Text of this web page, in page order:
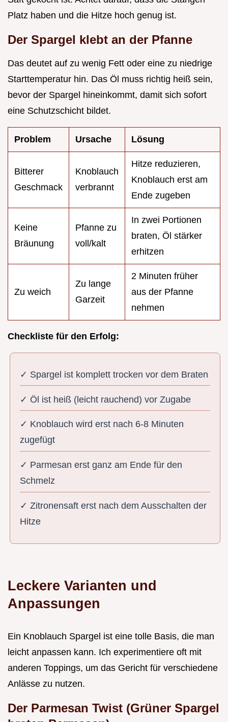
Platz haben und die Hitze hoch genug ist.
Der Spargel klebt an der Pfanne
Das deutet auf zu wenig Fett oder eine zu niedrige
Starttemperatur hin. Das Öl muss richtig heiß sein,
bevor der Spargel hineinkommt, damit sich sofort
eine Schutzschicht bildet.
Problem Ursache Lösung
Bitterer
Geschmack
Knoblauch
verbrannt
Hitze reduzieren,
Knoblauch erst am
Ende zugeben
Keine
Bräunung
Pfanne zu
voll/kalt
In zwei Portionen
braten, Öl stärker
erhitzen
Zu weich
Zu lange
Garzeit
2 Minuten früher
aus der Pfanne
nehmen
Checkliste für den Erfolg:
✓ Spargel ist komplett trocken vor dem Braten
✓ Öl ist heiß (leicht rauchend) vor Zugabe
✓ Knoblauch wird erst nach 6-8 Minuten
zugefügt
✓ Parmesan erst ganz am Ende für den
Schmelz
✓ Zitronensaft erst nach dem Ausschalten der
Hitze
Leckere Varianten und
Anpassungen
Ein Knoblauch Spargel ist eine tolle Basis, die man
leicht anpassen kann. Ich experimentiere oft mit
anderen Toppings, um das Gericht für verschiedene
Anlässe zu nutzen.
Der Parmesan Twist (Grüner Spargel